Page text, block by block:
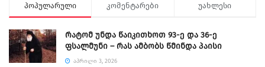
პოპულარული კომენტარები უახლესი
რატომ უნდა წაიკითხოთ 93-ე და 36-ე
ფსალმუნი – რას ამბობს წმინდა პაისი
ᲐᲞᲠᲘᲚᲘ 3, 2026